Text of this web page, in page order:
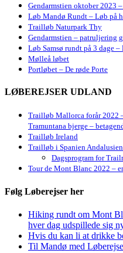
Gendarmstien oktober 2023
Løb Mandø Rundt – Løb på
Trailløb Naturpark Thy
Gendarmstien – patruljering
Løb Samsø rundt på 3 dage
Mølleå løbet
Portløbet – De røde Porte
LØBEREJSER UDLAND
Trailløb Mallorca forår 2022
Tramuntana bjerge –
Trailløb Ireland
Trailløb i Spanien
Dagsprogram for
Tour de Mont Blanc 2022 –
Følg Løberejser her
Hiking rundt om Mont
hver dag udspillede sig
Hvis du kan li at drikke
Til Mandø med